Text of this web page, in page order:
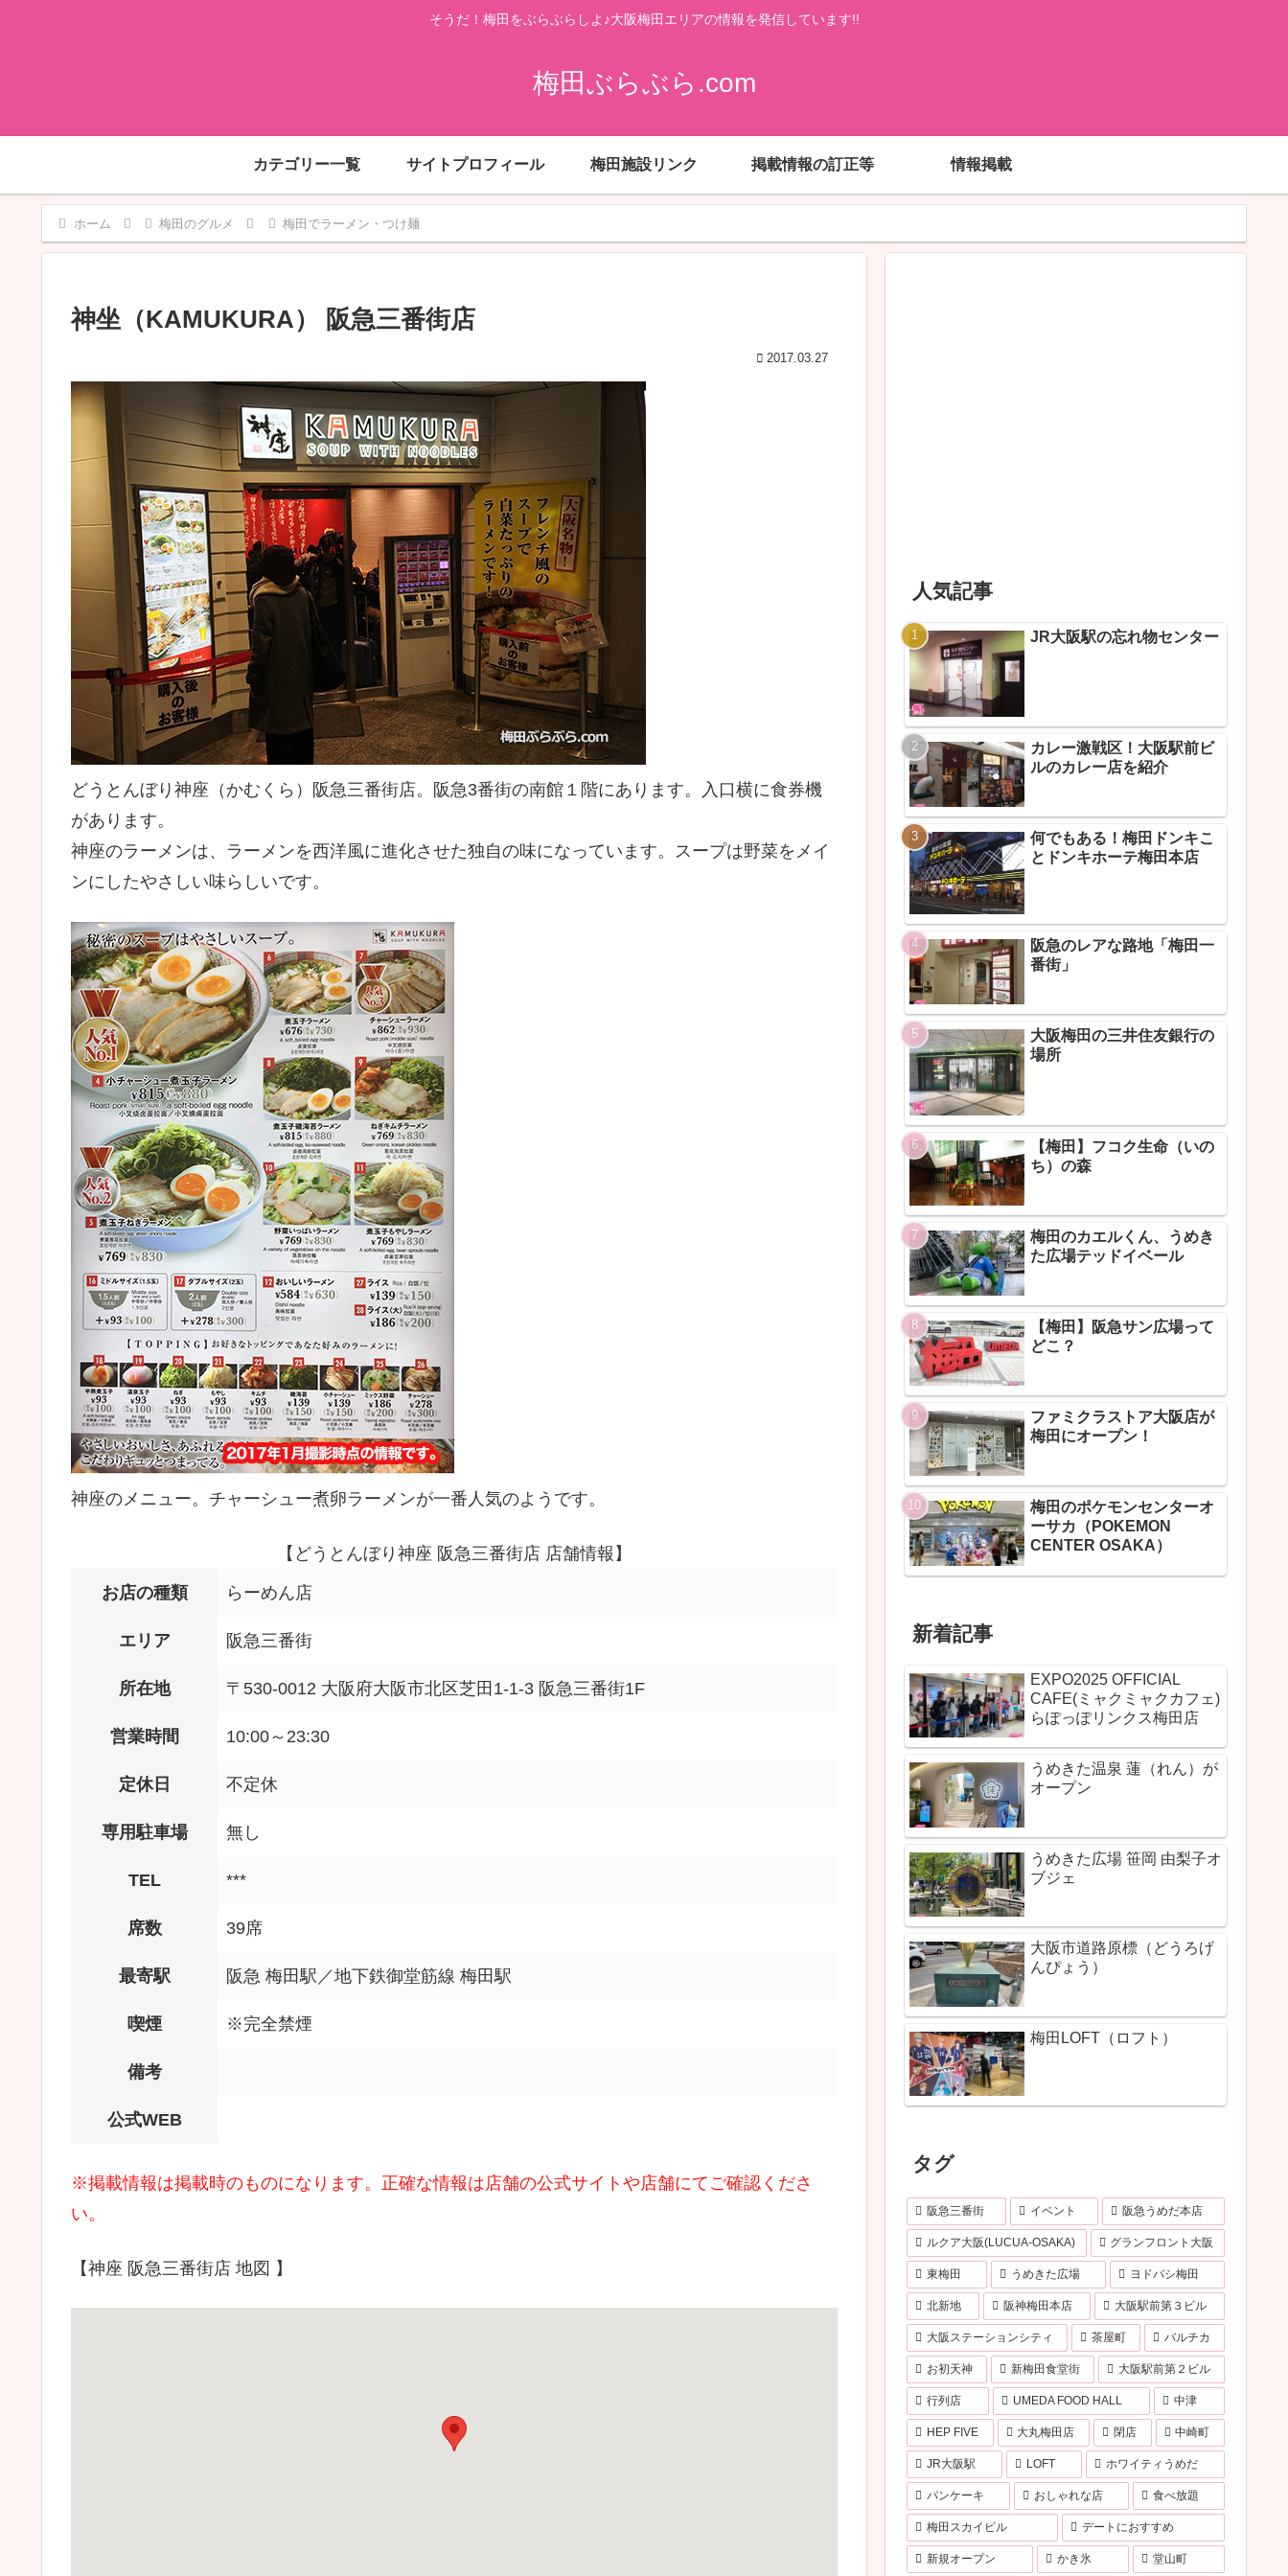
そうだ！梅田をぶらぶらしよ♪大阪梅田エリアの情報を発信しています!!
梅田ぶらぶら.com
カテゴリー一覧 サイトプロフィール 梅田施設リンク 掲載情報の訂正等 情報掲載
ホーム 梅田のグルメ 梅田でラーメン・つけ麺
神坐（KAMUKURA） 阪急三番街店
2017.03.27
どうとんぼり神座（かむくら）阪急三番街店。阪急3番街の南館１階にあります。入口横に食券機
があります。
神座のラーメンは、ラーメンを西洋風に進化させた独自の味になっています。スープは野菜をメイ
ンにしたやさしい味らしいです。
神座のメニュー。チャーシュー煮卵ラーメンが一番人気のようです。
【どうとんぼり神座 阪急三番街店 店舗情報】
お店の種類 らーめん店
エリア 阪急三番街
所在地 〒530-0012 大阪府大阪市北区芝田1-1-3 阪急三番街1F
営業時間 10:00～23:30
定休日 不定休
専用駐車場 無し
TEL ***
席数 39席
最寄駅 阪急 梅田駅／地下鉄御堂筋線 梅田駅
喫煙 ※完全禁煙
備考
公式WEB
※掲載情報は掲載時のものになります。正確な情報は店舗の公式サイトや店舗にてご確認くださ
い。
【神座 阪急三番街店 地図 】
人気記事
JR大阪駅の忘れ物センター
カレー激戦区！大阪駅前ビ
ルのカレー店を紹介
何でもある！梅田ドンキこ
とドンキホーテ梅田本店
阪急のレアな路地「梅田一
番街」
大阪梅田の三井住友銀行の
場所
【梅田】フコク生命（いの
ち）の森
梅田のカエルくん、うめき
た広場テッドイベール
【梅田】阪急サン広場って
どこ？
ファミクラストア大阪店が
梅田にオープン！
梅田のポケモンセンターオ
ーサカ（POKEMON
CENTER OSAKA）
新着記事
EXPO2025 OFFICIAL
CAFE(ミャクミャクカフェ)
らぽっぽリンクス梅田店
うめきた温泉 蓮（れん）が
オープン
うめきた広場 笹岡 由梨子オ
ブジェ
大阪市道路原標（どうろげ
んぴょう）
梅田LOFT（ロフト）
タグ
阪急三番街 イベント 阪急うめだ本店
ルクア大阪(LUCUA-OSAKA) グランフロント大阪
東梅田 うめきた広場 ヨドバシ梅田
北新地 阪神梅田本店 大阪駅前第３ビル
大阪ステーションシティ 茶屋町 バルチカ
お初天神 新梅田食堂街 大阪駅前第２ビル
行列店 UMEDA FOOD HALL 中津
HEP FIVE 大丸梅田店 閉店 中崎町
JR大阪駅 LOFT ホワイティうめだ
パンケーキ おしゃれな店 食べ放題
梅田スカイビル デートにおすすめ
新規オープン かき氷 堂山町